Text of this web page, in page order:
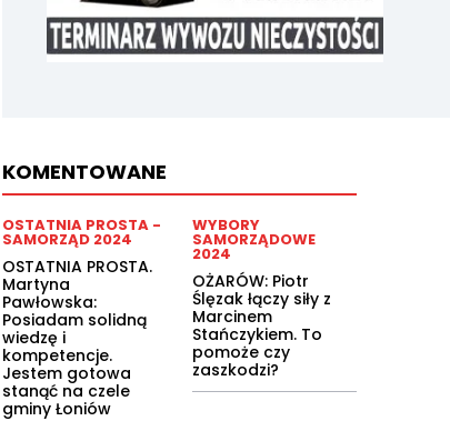
KOMENTOWANE
OSTATNIA PROSTA -
SAMORZĄD 2024
OSTATNIA PROSTA.
Martyna
Pawłowska:
Posiadam solidną
wiedzę i
kompetencje.
Jestem gotowa
stanąć na czele
gminy Łoniów
WYBORY
SAMORZĄDOWE
2024
OŻARÓW: Piotr
Ślęzak łączy siły z
Marcinem
Stańczykiem. To
pomoże czy
zaszkodzi?